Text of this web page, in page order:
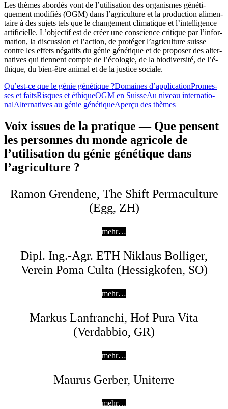
Les thè­mes abor­dés vontde l’uti­li­sa­ti­on des orga­nis­mes géné­ti­
quement modi­fi­és (OGM) dans l’ag­ri­cul­tu­re et la pro­duc­tion ali­men­
tai­re à des sujets tels que le chan­ge­ment cli­ma­tique et l’in­tel­li­gence
arti­fi­ci­el­le. L’ob­jec­tif est de cré­er une con­sci­ence cri­tique par l’in­for­
ma­ti­on, la dis­cus­sion et l’ac­tion, de pro­té­ger l’ag­ri­cul­tu­re suis­se
cont­re les effets néga­tifs du génie géné­tique et de pro­po­ser des alter­
na­ti­ves qui tien­nent comp­te de l’é­co­lo­gie, de la bio­di­ver­si­té, de l’é­
thi­que, du bien-être ani­mal et de la justi­ce socia­le.
Qu’est-ce que le génie géné­tique ?Domain­es d’ap­pli­ca­ti­onPro­mes­
ses et faitsRis­ques et éthi­queOGM en Suis­seAu niveau inter­na­tio­
nalAlter­na­ti­ves au génie géné­tiqueAper­çu des thè­mes
Voix issues de la pratique — Que pensent
les personnes du monde agricole de
l’utilisation du génie génétique dans
l’agriculture ?
Ramon Grendene, The Shift Permaculture
(Egg, ZH)
mehr…
Dipl. Ing.-Agr. ETH Niklaus Bolliger,
Verein Poma Culta (Hessigkofen, SO)
mehr…
Markus Lanfranchi, Hof Pura Vita
(Verdabbio, GR)
mehr…
Maurus Gerber, Uniterre
mehr…